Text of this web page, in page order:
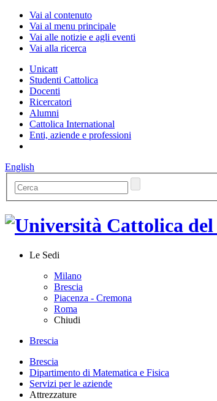
Vai al contenuto
Vai al menu principale
Vai alle notizie e agli eventi
Vai alla ricerca
Unicatt
Studenti Cattolica
Docenti
Ricercatori
Alumni
Cattolica International
Enti, aziende e professioni
English
Le Sedi
Milano
Brescia
Piacenza - Cremona
Roma
Chiudi
Brescia
Brescia
Dipartimento di Matematica e Fisica
Servizi per le aziende
Attrezzature